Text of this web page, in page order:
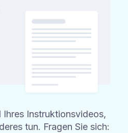
Ihres Instruktionsvideos,
tun. Fragen Sie sich: